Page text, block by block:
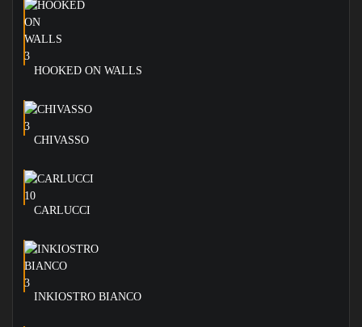
HOOKED ON WALLS
CHIVASSO
CARLUCCI
INKIOSTRO BIANCO